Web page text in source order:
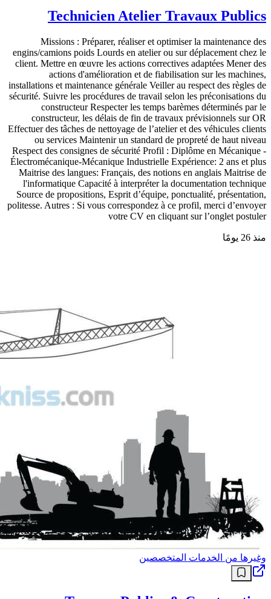
Technicien Atelier Travaux Publics
Missions : Préparer, réaliser et optimiser la maintenance des
engins/camions poids Lourds en atelier ou sur déplacement chez le
client. Mettre en œuvre les actions correctives adaptées Mener des
actions d'amélioration et de fiabilisation sur les machines,
installations et maintenance générale Veiller au respect des règles de
sécurité. Suivre les procédures de travail selon les préconisations du
constructeur Respecter les temps barèmes déterminés par le
constructeur, les délais de fin de travaux prévisionnels sur OR
Effectuer des tâches de nettoyage de l’atelier et des véhicules clients
ou services Maintenir un standard de propreté de haut niveau
Respect des consignes de sécurité Profil : Diplôme en Mécanique -
Électromécanique-Mécanique Industrielle Expérience: 2 ans et plus
Maitrise des langues: Français, des notions en anglais Maitrise de
l'informatique Capacité à interpréter la documentation technique
Source de propositions, Esprit d’équipe, ponctualité, présentation,
politesse. Autres : Si vous correspondez à ce profil, merci d’envoyer
votre CV en cliquant sur l’onglet postuler
منذ 26 يومًا
وغيرها من الخدمات المتخصصين